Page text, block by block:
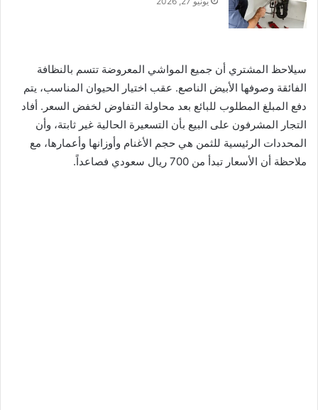
سيلاحظ المشتري أن جميع المواشي المعروضة تتسم بالنظافة
الفائقة وصوفها الأبيض الناصع. عقب اختيار الحيوان المناسب، يتم
دفع المبلغ المطلوب للبائع بعد محاولة التفاوض لخفض السعر. أفاد
التجار المشرفون على البيع بأن التسعيرة الحالية غير ثابتة، وأن
المحددات الرئيسية للثمن هي حجم الأغنام وأوزانها وأعمارها، مع
ملاحظة أن الأسعار تبدأ من 700 ريال سعودي فصاعداً.